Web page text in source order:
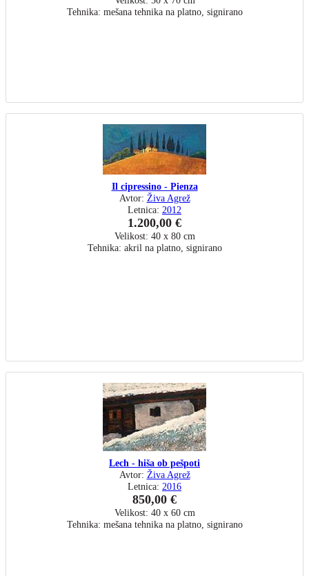
Tehnika: mešana tehnika na platno, signirano
Il cipressino - Pienza
Avtor: Živa Agrež
Letnica: 2012
1.200,00 €
Velikost: 40 x 80 cm
Tehnika: akril na platno, signirano
Lech - hiša ob pešpoti
Avtor: Živa Agrež
Letnica: 2016
850,00 €
Velikost: 40 x 60 cm
Tehnika: mešana tehnika na platno, signirano